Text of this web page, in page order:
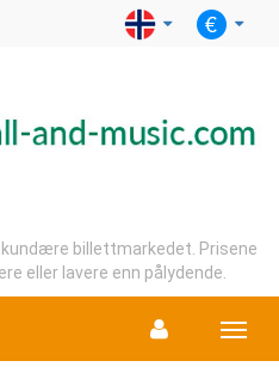
billettmarkedet. Prisene
eller lavere enn pålydende.
Menu